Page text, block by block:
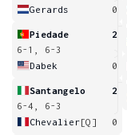
Gerards
0
Piedade
2
6-1, 6-3
Dabek
0
Santangelo
2
6-4, 6-3
Chevalier[Q] 0